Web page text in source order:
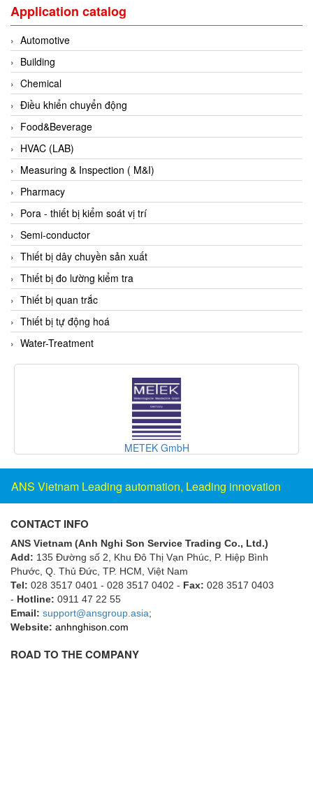
Dongdo Tech
Donghwa Valve
Dongkun
Dosing Pump
DR. NEUMANN Peltier-Technik
Driesen Kern
Dropsa Vietnam
Druck
DSTI
DUCATI
Duclean
Dukin Besko
Dunkermotoren
Durag
Dwyer
DYH
EBMPAPST
ECKERLE
Ecom-EX
ECONEX
Edward
EES
EGE Elektronik
Eilersen Vietnam
Ekstrom-Carlson
Application catalog
Automotive
Building
Chemical
Điều khiển chuyển động
Food&Beverage
HVAC (LAB)
Measuring & Inspection ( M&I)
Pharmacy
Pora - thiết bị kiểm soát vị trí
Semi-conductor
Thiết bị dây chuyền sản xuất
Thiết bị đo lường kiểm tra
Thiết bị quan trắc
Thiết bị tự động hoá
Water-Treatment
METEK GmbH
ANS Vietnam Leading automation, Leading innovation
CONTACT INFO
ANS Vietnam (Anh Nghi Son Service Trading Co., Ltd.)
Add: 135 Đường số 2, Khu Đô Thị Vạn Phúc, P. Hiệp Bình
Phước, Q. Thủ Đức, TP. HCM , Việt Nam
Tel: 028 3517 0401 - 028 3517 0402 - Fax: 028 3517 0403
- Hotline: 0911 47 22 55
Email: support@ansgroup.asia;
Website: anhnghison.com
ROAD TO THE COMPANY